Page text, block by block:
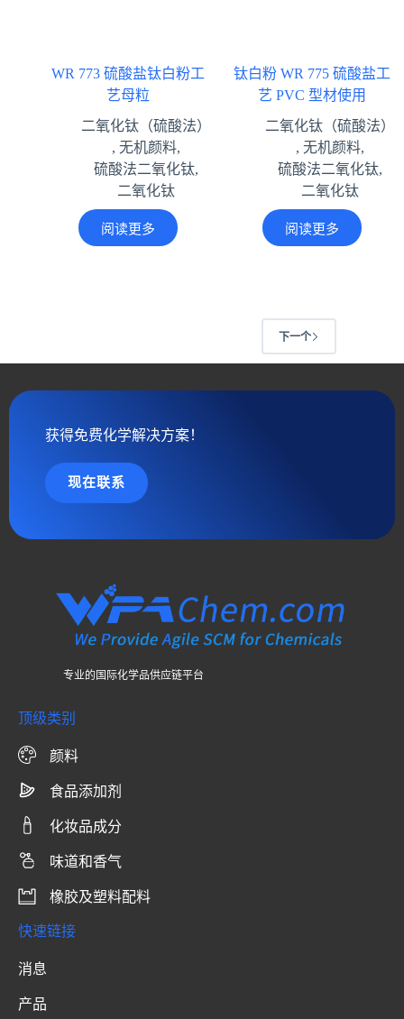
WR 773 硫酸盐钛白粉工
艺母粒
二氧化钛（硫酸法）
, 无机颜料,
硫酸法二氧化钛,
二氧化钛
阅读更多
钛白粉 WR 775 硫酸盐工
艺 PVC 型材使用
二氧化钛（硫酸法）
, 无机颜料,
硫酸法二氧化钛,
二氧化钛
阅读更多
下一个
获得免费化学解决方案！
现在联系
专业的国际化学品供应链平台
顶级类别
颜料
食品添加剂
化妆品成分
味道和香气
橡胶及塑料配料
快速链接
消息
产品